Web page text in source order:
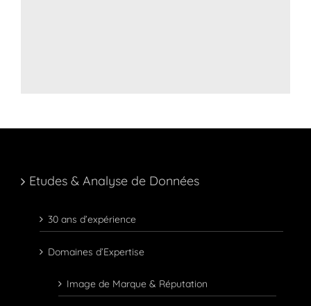
Etudes & Analyse de Données
30 ans d’expérience
Domaines d’Expertise
Image de Marque & Réputation